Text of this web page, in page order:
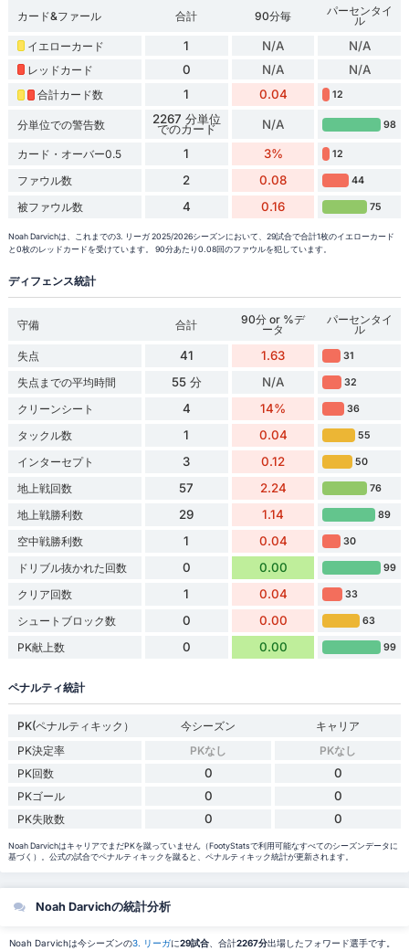
カード&ファール 合計 90分毎 パーセンタイ
ル
イエローカード
1 N/A N/A
レッドカード 0 N/A N/A
合計カード数 1 0.04 12
分単位での警告数 2267 分単位
でのカード N/A 98
カード・オーバー0.5 1 3% 12
ファウル数 2 0.08 44
被ファウル数 4 0.16 75
Noah Darvichは、これまでの3. リーガ 2025/2026シーズンにおいて、29試合で合計1枚のイエローカード
と0枚のレッドカードを受けています。 90分あたり0.08回のファウルを犯しています。
ディフェンス統計
守備 合計 90分 or %デ
ータ
パーセンタイ
ル
失点
41 1.63 31
失点までの平均時間 55 分 N/A 32
クリーンシート 4 14% 36
タックル数 1 0.04 55
インターセプト 3 0.12 50
地上戦回数 57 2.24 76
地上戦勝利数 29 1.14 89
空中戦勝利数 1 0.04 30
ドリブル抜かれた回数 0 0.00 99
クリア回数 1 0.04 33
シュートブロック数 0 0.00 63
PK献上数 0 0.00 99
ペナルティ統計
PK(ペナルティキック） 今シーズン
キャリア
PK決定率
PKなし
PKなし
PK回数
0 0
PKゴール 0 0
PK失敗数 0 0
Noah DarvichはキャリアでまだPKを蹴っていません（FootyStatsで利用可能なすべてのシーズンデータに
基づく）。公式の試合でペナルティキックを蹴ると、ペナルティキック統計が更新されます。
Noah Darvichの統計分析
Noah Darvichは今シーズンの3. リーガに29試合、合計2267分出場したフォワード選手です。